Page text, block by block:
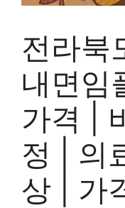
전라북
내면임
가격 |
정 | 의
상 | 가